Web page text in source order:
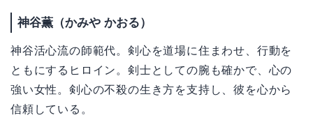
神谷薫（かみや かおる）
神谷活心流の師範代。剣心を道場に住まわせ、行動を
ともにするヒロイン。剣士としての腕も確かで、心の
強い女性。剣心の不殺の生き方を支持し、彼を心から
信頼している。